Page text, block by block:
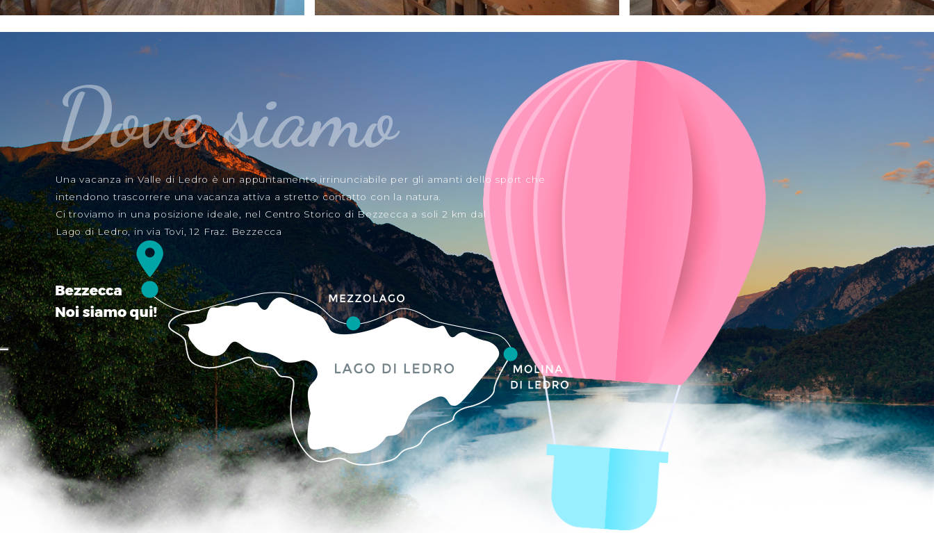
Dove siamo
Una vacanza in Valle di Ledro è un appuntamento irrinunciabile per gli amanti dello sport che
intendono trascorrere una vacanza attiva a stretto contatto con la natura.
Ci troviamo in una posizione ideale, nel Centro Storico di Bezzecca a soli 2 km dal
Lago di Ledro, in via Tovi, 12 Fraz. Bezzecca